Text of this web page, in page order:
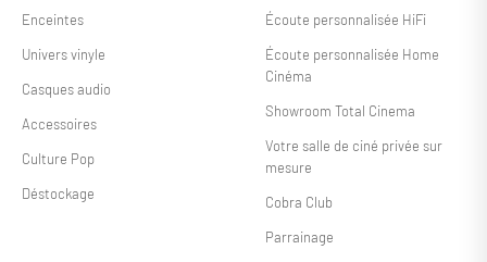
Enceintes
Univers vinyle
Casques audio
Accessoires
Culture Pop
Déstockage
Écoute personnalisée HiFi
Écoute personnalisée Home
Cinéma
Showroom Total Cinema
Votre salle de ciné privée sur
mesure
Cobra Club
Parrainage